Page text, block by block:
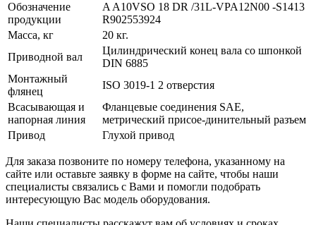
Обозначение
продукции
A A10VSO 18 DR /31L-VPA12N00 -S1413
R902553924
Масса, кг
20 кг.
Приводной вал
Цилиндрический конец вала со шпонкой
DIN 6885
Монтажный
флянец
ISO 3019-1 2 отверстия
Всасывающая и
напорная линия
Фланцевые соединения SAE,
метрический присое-динительный разъем
Привод
Глухой привод
Для заказа позвоните по номеру телефона, указанному на
сайте или оставьте заявку в форме на сайте, чтобы наши
специалисты связались с Вами и помогли подобрать
интересующую Вас модель оборудования.